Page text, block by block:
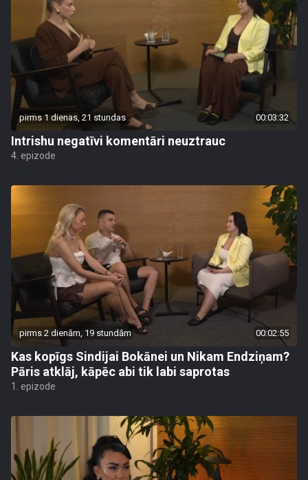
pirms 1 dienas, 21 stundas 00:03:32
Intrishu negatīvi komentāri neuztrauc
4. epizode
pirms 2 dienām, 19 stundām 00:02:55
Kas kopīgs Sindijai Bokānei un Nikam Endziņam?
Pāris atklāj, kāpēc abi tik labi saprotas
1. epizode